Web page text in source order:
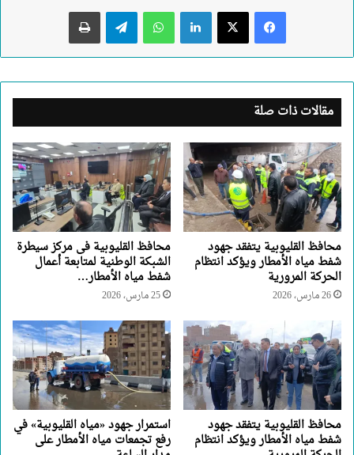
لينكدإن واتساب تيلقرام طباعة
مقالات ذات صلة
محافظ القليوبية يتفقد جهود
شفط مياه الأمطار ويؤكد انتظام
الحركة المرورية
26 مارس، 2026
محافظ القليوبية فى مركز سيطرة
الشبكة الوطنية لمتابعة أعمال
شفط مياه الأمطار…
25 مارس، 2026
محافظ القليوبية يتفقد جهود
شفط مياه الأمطار ويؤكد انتظام
استمرار جهود «مياه القليوبية» في
رفع تجمعات مياه الأمطار على